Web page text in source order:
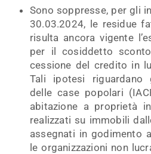
Sono soppresse, per gli
30.03.2024, le residue
risulta ancora vigente
per il cosiddetto
cessione del credito in
Tali ipotesi
delle case popolari
abitazione a proprietà
realizzati su immobili
assegnati in godimento
le organizzazioni non